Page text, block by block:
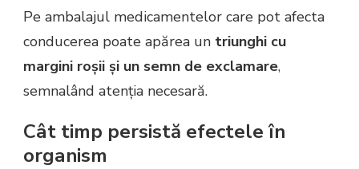
Pe ambalajul medicamentelor care pot afecta
conducerea poate apărea un triunghi cu
margini roșii și un semn de exclamare,
semnalând atenția necesară.
Cât timp persistă efectele în
organism